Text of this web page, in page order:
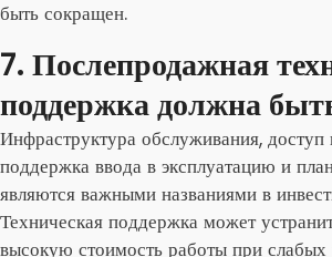
быть сокращен.
7. Послепродажная
поддержка должна
Инфраструктура обслуживания,
поддержка ввода в эксплуатацию и
являются важными названиями в
Техническая поддержка может
высокую стоимость работы при